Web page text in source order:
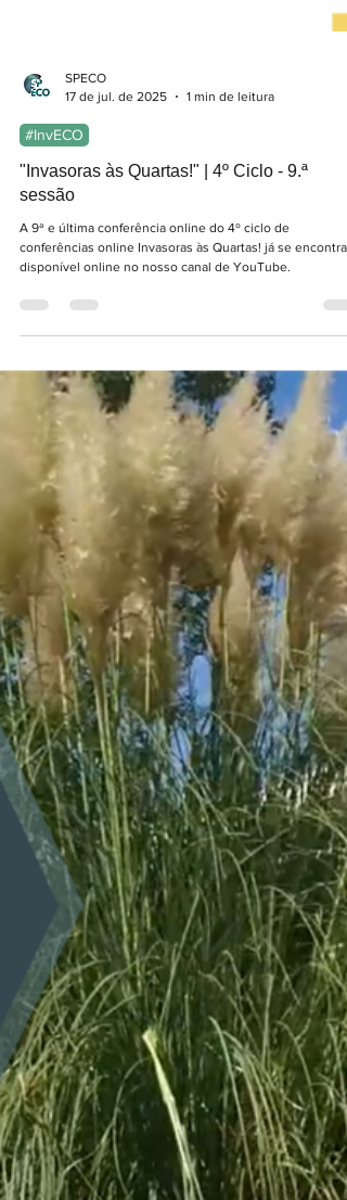
17 de jul. de 2025
#InvECO
"Invasoras às Quartas!" | 4º Ciclo - 9.ª
sessão
A 9ª e última conferência online do 4º ciclo de
disponível online no nosso canal de YouTube.